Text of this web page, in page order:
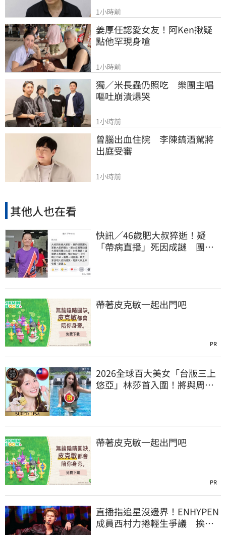
1小時前
姜厚任認愛女友！阿Ken揪疑
點他罕現身嗆
1小時前
獨／米長蟲仍照吃　樂團主唱
嘔吐崩潰爆哭
1小時前
曾腦出血住院　李陳鎬酒駕將
出庭受審
1小時前
其他人也在看
快訊／46歲肥大叔猝逝！疑
「帶病直播」死因成謎 團隊
帶著皮克敏一起出門吧
PR
2026全球百大美女「台版三上
悠亞」林莎首入圍！將與周子
帶著皮克敏一起出門吧
PR
直播指追星沒邊界！ENHYPEN
成員西村力捲輕生爭議 挨